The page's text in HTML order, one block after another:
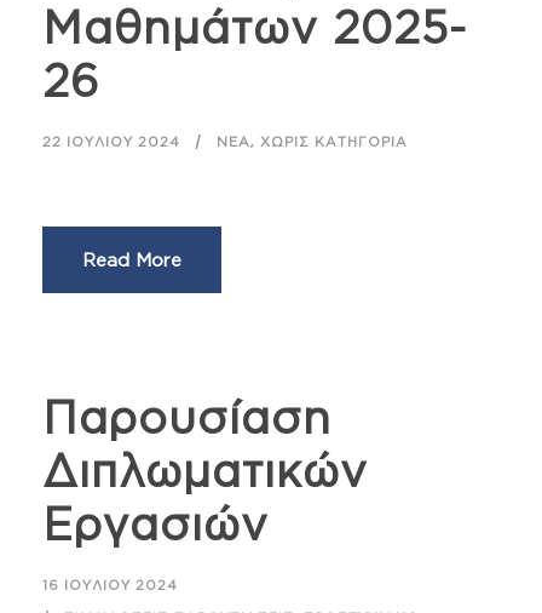
Μαθημάτων 2025-
26
22 ΙΟΥΛΊΟΥ 2024 ΝΈΑ, ΧΩΡΊΣ ΚΑΤΗΓΟΡΊΑ
Read More
Παρουσίαση
Διπλωματικών
Εργασιών
16 ΙΟΥΛΊΟΥ 2024